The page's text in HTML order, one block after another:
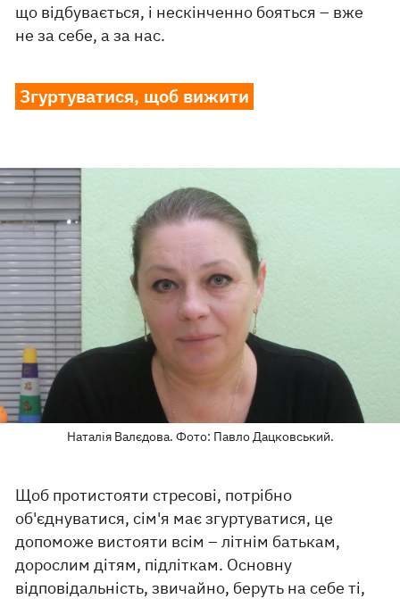
що відбувається, і нескінченно бояться – вже
не за себе, а за нас.
Згуртуватися, щоб вижити
Наталія Валєдова. Фото: Павло Дацковський.
Щоб протистояти стресові, потрібно
об'єднуватися, сім'я має згуртуватися, це
допоможе вистояти всім – літнім батькам,
дорослим дітям, підліткам. Основну
відповідальність, звичайно, беруть на себе ті,